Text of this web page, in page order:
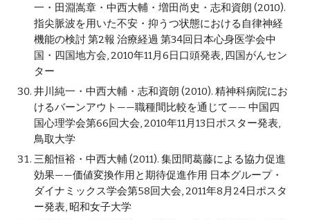
一・田淵嵩章・中西大輔・増田尚史・志和資朗 (2010).
指尖脈波を用いた不安・抑うつ状態における自律神経
機能の検討 第2報 治療経過 第34回日本心身医学会中
国・四国地方会, 2010年11月6日口頭発表, 四国がんセン
ター
井川純一・中西大輔・志和資朗 (2010). 精神科病院にお
けるバーンアウト——職種間比較を通じて—— 中国四
国心理学会第66回大会, 2010年11月13日ポスター発表,
鳥取大学
三船恒裕・中西大輔 (2011). 集団間葛藤による協力促進
効果——価値変換作用と期待促進作用 日本グループ・
ダイナミックス学会第58回大会, 2011年8月24日ポスタ
ー発表, 昭和女子大学